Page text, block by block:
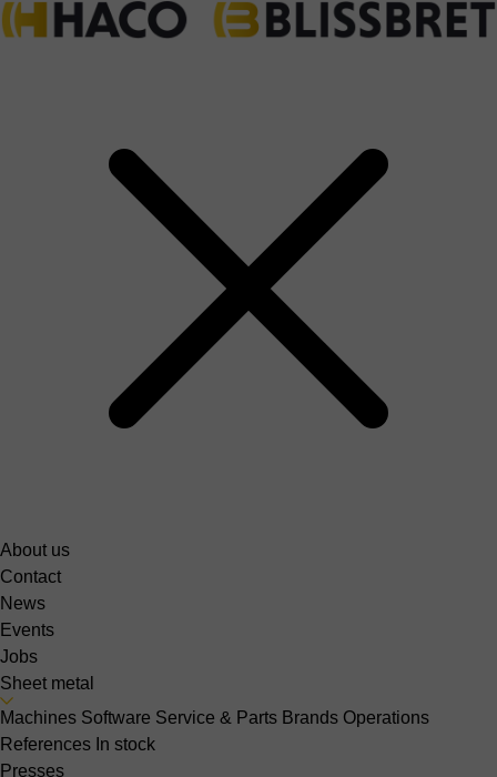
About us
Contact
News
Events
Jobs
Sheet metal
Machines Software Service & Parts Brands Operations
References In stock
Presses